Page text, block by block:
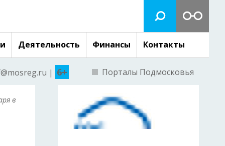
Деятельность Финансы Контакты
| 6+ Порталы Подмосковья
в